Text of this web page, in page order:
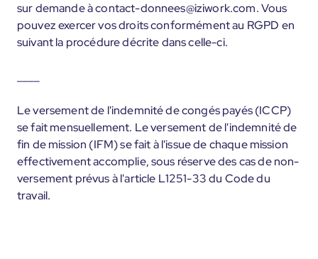
sur demande à contact-donnees@iziwork.com. Vous
pouvez exercer vos droits conformément au RGPD en
suivant la procédure décrite dans celle-ci.
Le versement de l'indemnité de congés payés (ICCP)
se fait mensuellement. Le versement de l'indemnité de
fin de mission (IFM) se fait à l'issue de chaque mission
effectivement accomplie, sous réserve des cas de non-
versement prévus à l'article L1251-33 du Code du
travail.